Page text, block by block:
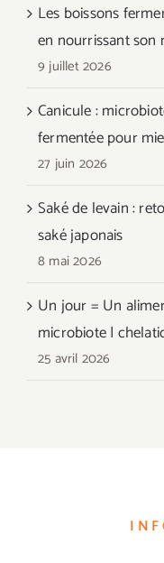
Les boissons
en nourrissant son
9 juillet 2026
Canicule :
fermentée pour
27 juin 2026
Saké de levain :
saké japonais
8 mai 2026
Un jour = Un
microbiote |
25 avril 2026